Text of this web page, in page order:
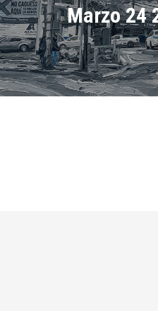
Marzo 24